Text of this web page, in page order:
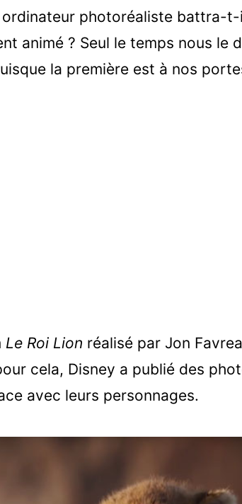
ordinateur photoréaliste battra-
animé ? Seul le temps nous le
la première est à nos
Le Roi Lion réalisé par Jon
cela, Disney a publié des
avec leurs personnages.